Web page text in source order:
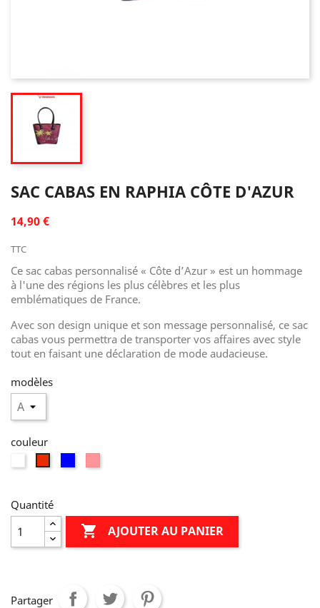
SAC CABAS EN RAPHIA CÔTE D'AZUR
14,90 €
TTC
Ce sac cabas personnalisé « Côte d’Azur » est un hommage
à l'une des régions les plus célèbres et les plus
emblématiques de France.
Avec son design unique et son message personnalisé, ce sac
cabas vous permettra de transporter vos affaires avec style
tout en faisant une déclaration de mode audacieuse.
modèles
couleur
Quantité
 AJOUTER AU PANIER
Partager